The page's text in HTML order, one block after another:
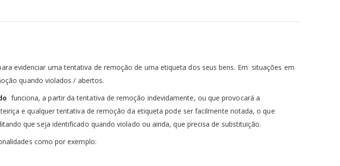
evidenciar uma tentativa de remoção de uma etiqueta dos seus bens. Em situações em
quando violados / abertos.
funciona, a partir da tentativa de remoção indevidamente, ou que provocará a
e qualquer tentativa de remoção da etiqueta pode ser facilmente notada, o que
que seja identificado quando violado ou ainda, que precisa de substituição.
como por exemplo: